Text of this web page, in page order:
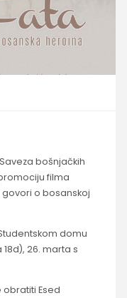
bošnjačkih
filma
govori o bosanskoj
domu
26. marta s
Esed